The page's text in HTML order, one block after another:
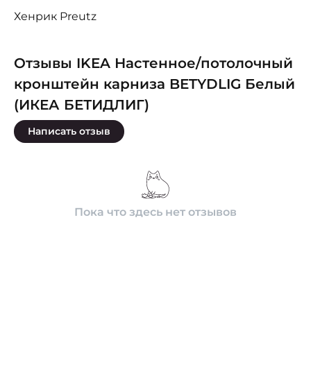
Хенрик Preutz
Отзывы IKEA Настенное/потолочный
кронштейн карниза BETYDLIG Белый
(ИКЕА БЕТИДЛИГ)
Написать отзыв
Пока что здесь нет отзывов